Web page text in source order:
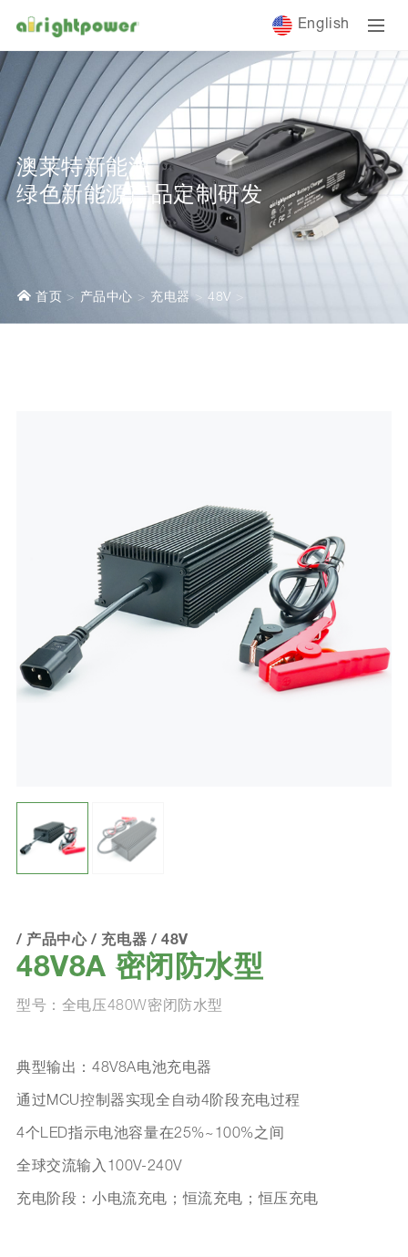
English
澳莱特新能源
绿色新能源产品定制研发
首页 产品中心 充电器 48V
/产品中心/充电器 / 48V
48V8A 密闭防水型
型号：全电压480W密闭防水型
典型输出：48V8A电池充电器
通过MCU控制器实现全自动4阶段充电过程
4个LED指示电池容量在25%~100%之间
全球交流输入100V-240V
充电阶段：小电流充电；恒流充电；恒压充电